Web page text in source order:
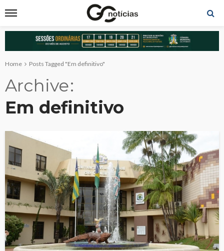
Home Posts Tagged "Em definitivo"
Archive
Em definitivo